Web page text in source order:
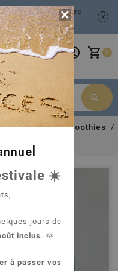
euros d'achat avec
x
shopping_cart 0
account_circle
search
humide
Smoothies

☀️
jours de
inclus . 🌞
à passer vos